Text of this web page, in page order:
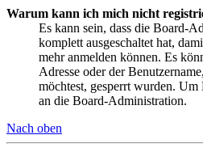
Warum kann ich mich nicht
Es kann sein, dass die Board-
komplett ausgeschaltet hat,
mehr anmelden können. Es
Adresse oder der
möchtest, gesperrt wurden.
an die Board-Administration.
Nach oben